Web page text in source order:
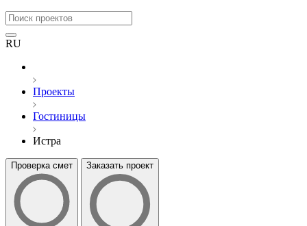
RU
Проекты
Гостиницы
Истра
Проверка смет Заказать проект